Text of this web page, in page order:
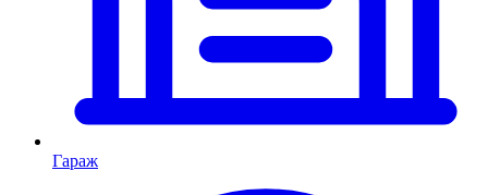
Гараж